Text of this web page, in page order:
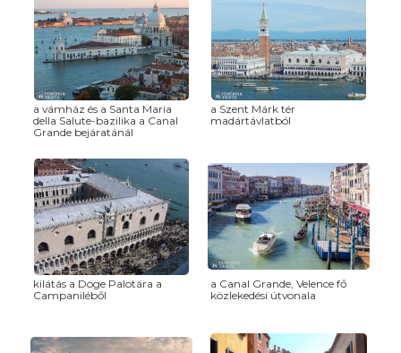
a vámház és a Santa Maria
della Salute-bazilika a Canal
Grande bejáratánál
a Szent Márk tér
madártávlatból
kilátás a Doge Palotára a
Campaniléből
a Canal Grande, Velence fő
közlekedési útvonala